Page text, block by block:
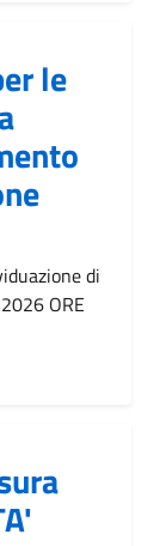
le
di
ORE